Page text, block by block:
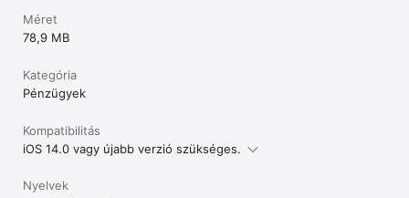
Méret
78,9 MB
Kategória
Pénzügyek
Kompatibilitás
iOS 14.0 vagy újabb verzió szükséges.
Nyelvek